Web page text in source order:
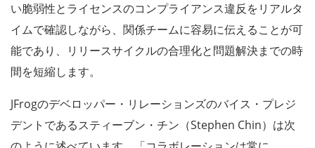
い脆弱性とライセンスのコンプライアンス違反をリアルタ
イムで確認しながら、関係チームに容易に伝えることが可
能であり、リリースサイクルの合理化と問題解決までの時
間を短縮します。
JFrogのデベロッパー・リレーションズのバイス・プレジ
デントであるスティーブン・チン（Stephen Chin）は次